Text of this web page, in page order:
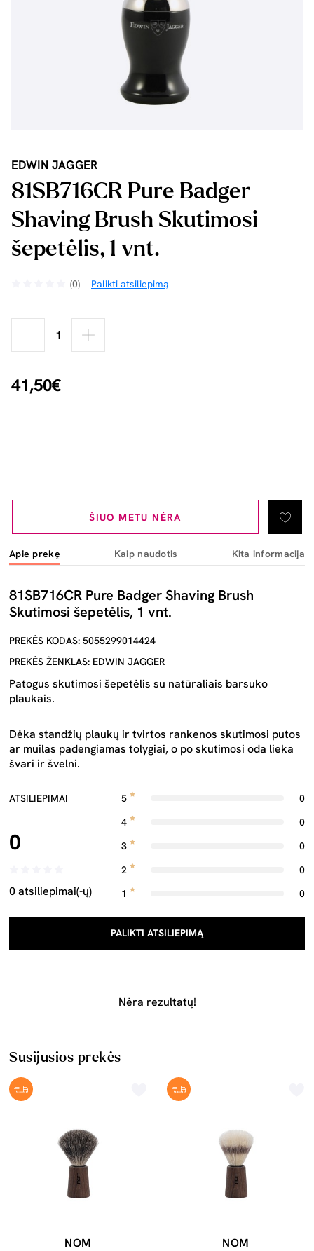
EDWIN JAGGER
81SB716CR Pure Badger
Shaving Brush Skutimosi
šepetėlis, 1 vnt.
(0) Palikti atsiliepimą
41,50€
ŠIUO METU NĖRA
Apie prekę Kaip naudotis Kita informacija
81SB716CR Pure Badger Shaving Brush
Skutimosi šepetėlis, 1 vnt.
PREKĖS KODAS: 5055299014424
PREKĖS ŽENKLAS: EDWIN JAGGER
Patogus skutimosi šepetėlis su natūraliais barsuko
plaukais.
Dėka standžių plaukų ir tvirtos rankenos skutimosi putos
ar muilas padengiamas tolygiai, o po skutimosi oda lieka
švari ir švelni.
ATSILIEPIMAI
0
0 atsiliepimai(-ų)
5
0
4
0
3
0
2
0
1
0
PALIKTI ATSILIEPIMĄ
Nėra rezultatų!
Susijusios prekės
NOM NOM